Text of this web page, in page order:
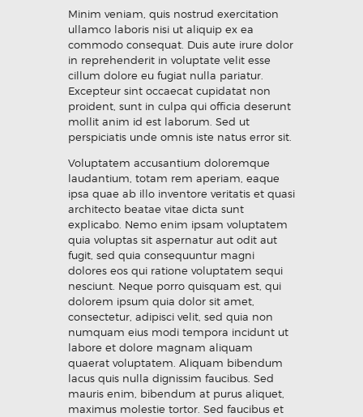
Minim veniam, quis nostrud exercitation
ullamco laboris nisi ut aliquip ex ea
commodo consequat. Duis aute irure dolor
in reprehenderit in voluptate velit esse
cillum dolore eu fugiat nulla pariatur.
Excepteur sint occaecat cupidatat non
proident, sunt in culpa qui officia deserunt
mollit anim id est laborum. Sed ut
perspiciatis unde omnis iste natus error sit.
Voluptatem accusantium doloremque
laudantium, totam rem aperiam, eaque
ipsa quae ab illo inventore veritatis et quasi
architecto beatae vitae dicta sunt
explicabo. Nemo enim ipsam voluptatem
quia voluptas sit aspernatur aut odit aut
fugit, sed quia consequuntur magni
dolores eos qui ratione voluptatem sequi
nesciunt. Neque porro quisquam est, qui
dolorem ipsum quia dolor sit amet,
consectetur, adipisci velit, sed quia non
numquam eius modi tempora incidunt ut
labore et dolore magnam aliquam
quaerat voluptatem. Aliquam bibendum
lacus quis nulla dignissim faucibus. Sed
mauris enim, bibendum at purus aliquet,
maximus molestie tortor. Sed faucibus et